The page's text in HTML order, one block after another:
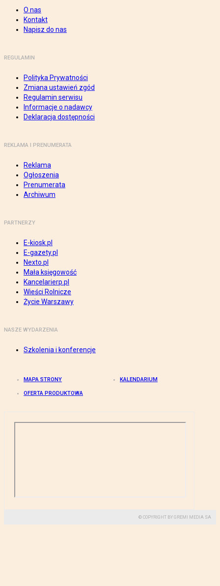
O nas
Kontakt
Napisz do nas
REGULAMIN
Polityka Prywatności
Zmiana ustawień zgód
Regulamin serwisu
Informacje o nadawcy
Deklaracja dostępności
REKLAMA I PRENUMERATA
Reklama
Ogłoszenia
Prenumerata
Archiwum
PARTNERZY
E-kiosk.pl
E-gazety.pl
Nexto.pl
Mała księgowość
Kancelarierp.pl
Wieści Rolnicze
Życie Warszawy
NASZE WYDARZENIA
Szkolenia i konferencje
MAPA STRONY KALENDARIUM
OFERTA PRODUKTOWA
© COPYRIGHT BY GREMI MEDIA SA